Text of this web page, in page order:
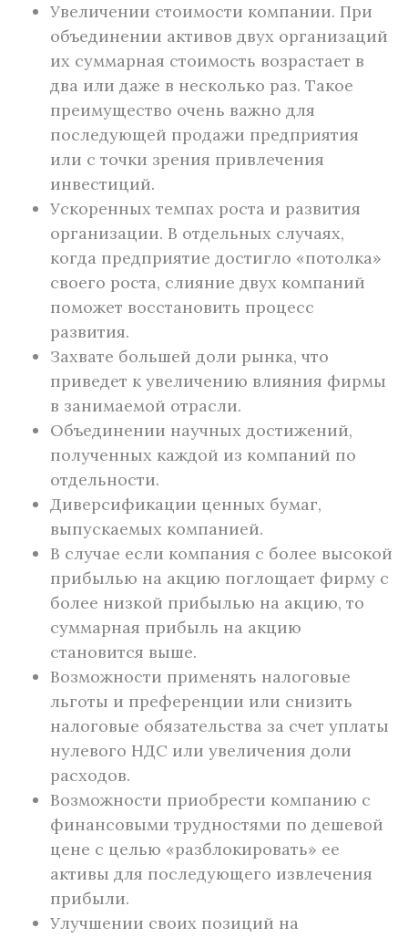
Увеличении стоимости компании. При
объединении активов двух организаций
их суммарная стоимость возрастает в
два или даже в несколько раз. Такое
преимущество очень важно для
последующей продажи предприятия
или с точки зрения привлечения
инвестиций.
Ускоренных темпах роста и развития
организации. В отдельных случаях,
когда предприятие достигло «потолка»
своего роста, слияние двух компаний
поможет восстановить процесс
развития.
Захвате большей доли рынка, что
приведет к увеличению влияния фирмы
в занимаемой отрасли.
Объединении научных достижений,
полученных каждой из компаний по
отдельности.
Диверсификации ценных бумаг,
выпускаемых компанией.
В случае если компания с более высокой
прибылью на акцию поглощает фирму с
более низкой прибылью на акцию, то
суммарная прибыль на акцию
становится выше.
Возможности применять налоговые
льготы и преференции или снизить
налоговые обязательства за счет уплаты
нулевого НДС или увеличения доли
расходов.
Возможности приобрести компанию с
финансовыми трудностями по дешевой
цене с целью «разблокировать» ее
активы для последующего извлечения
прибыли.
Улучшении своих позиций на